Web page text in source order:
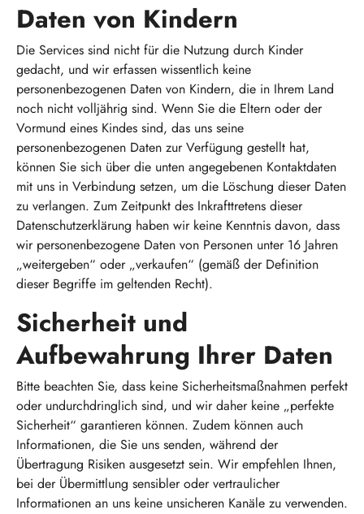
Daten von Kindern
Die Services sind nicht für die Nutzung durch Kinder
gedacht, und wir erfassen wissentlich keine
personenbezogenen Daten von Kindern, die in Ihrem Land
noch nicht volljährig sind. Wenn Sie die Eltern oder der
Vormund eines Kindes sind, das uns seine
personenbezogenen Daten zur Verfügung gestellt hat,
können Sie sich über die unten angegebenen Kontaktdaten
mit uns in Verbindung setzen, um die Löschung dieser Daten
zu verlangen. Zum Zeitpunkt des Inkrafttretens dieser
Datenschutzerklärung haben wir keine Kenntnis davon, dass
wir personenbezogene Daten von Personen unter 16 Jahren
„weitergeben“ oder „verkaufen“ (gemäß der Definition
dieser Begriffe im geltenden Recht).
Sicherheit und
Aufbewahrung Ihrer Daten
Bitte beachten Sie, dass keine Sicherheitsmaßnahmen perfekt
oder undurchdringlich sind, und wir daher keine „perfekte
Sicherheit“ garantieren können. Zudem können auch
Informationen, die Sie uns senden, während der
Übertragung Risiken ausgesetzt sein. Wir empfehlen Ihnen,
bei der Übermittlung sensibler oder vertraulicher
Informationen an uns keine unsicheren Kanäle zu verwenden.